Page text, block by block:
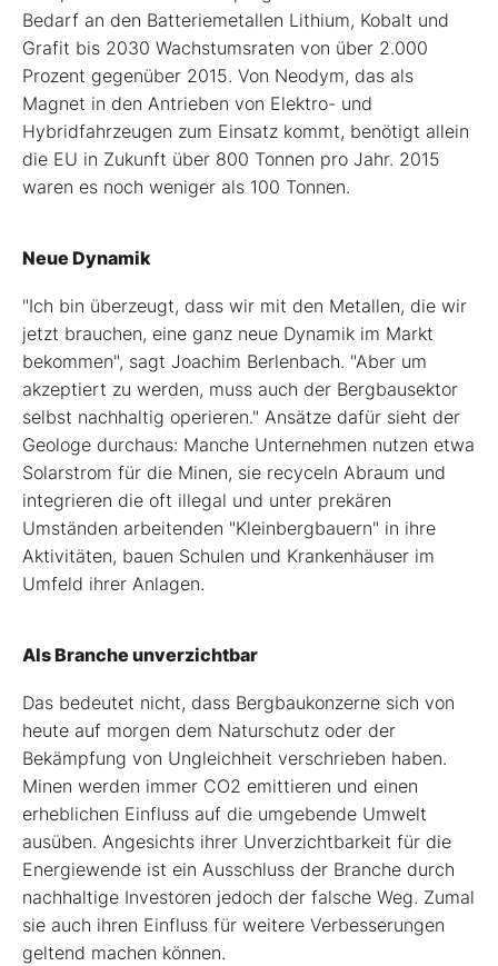
Bedarf an den Batteriemetallen Lithium, Kobalt und
Grafit bis 2030 Wachstumsraten von über 2.000
Prozent gegenüber 2015. Von Neodym, das als
Magnet in den Antrieben von Elektro- und
Hybridfahrzeugen zum Einsatz kommt, benötigt allein
die EU in Zukunft über 800 Tonnen pro Jahr. 2015
waren es noch weniger als 100 Tonnen.
Neue Dynamik
"Ich bin überzeugt, dass wir mit den Metallen, die wir
jetzt brauchen, eine ganz neue Dynamik im Markt
bekommen", sagt Joachim Berlenbach. "Aber um
akzeptiert zu werden, muss auch der Bergbausektor
selbst nachhaltig operieren." Ansätze dafür sieht der
Geologe durchaus: Manche Unternehmen nutzen etwa
Solarstrom für die Minen, sie recyceln Abraum und
integrieren die oft illegal und unter prekären
Umständen arbeitenden "Kleinbergbauern" in ihre
Aktivitäten, bauen Schulen und Krankenhäuser im
Umfeld ihrer Anlagen.
Als Branche unverzichtbar
Das bedeutet nicht, dass Bergbaukonzerne sich von
heute auf morgen dem Naturschutz oder der
Bekämpfung von Ungleichheit verschrieben haben.
Minen werden immer CO2 emittieren und einen
erheblichen Einfluss auf die umgebende Umwelt
ausüben. Angesichts ihrer Unverzichtbarkeit für die
Energiewende ist ein Ausschluss der Branche durch
nachhaltige Investoren jedoch der falsche Weg. Zumal
sie auch ihren Einfluss für weitere Verbesserungen
geltend machen können.